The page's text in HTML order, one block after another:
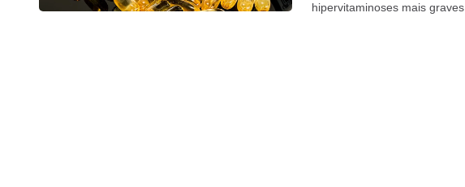
hipervitaminoses mais graves